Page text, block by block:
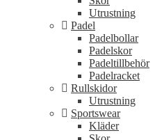
Utrustning
Padel
Padelbollar
Padelskor
Padeltillbehör
Padelracket
Rullskidor
Utrustning
Sportswear
Kläder